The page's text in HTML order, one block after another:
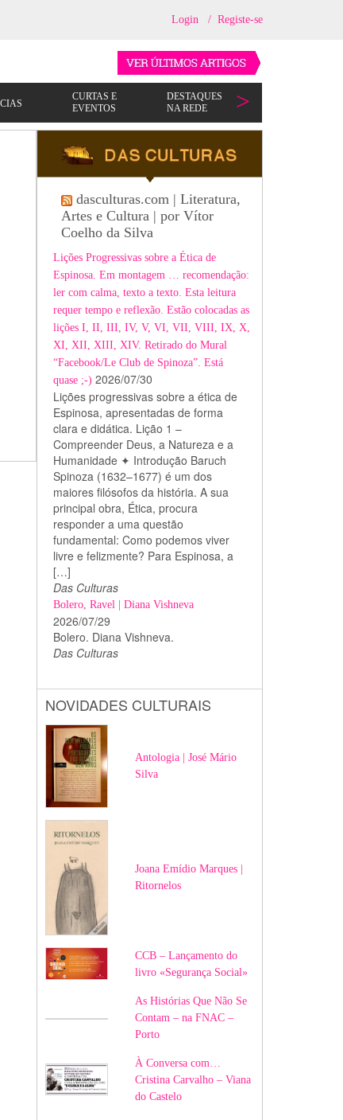
Login / Registe-se
dasculturas.com | Literatura,
Artes e Cultura | por Vítor
Coelho da Silva
Lições Progressivas sobre a Ética de
Espinosa. Em montagem … recomendação:
ler com calma, texto a texto. Esta leitura
requer tempo e reflexão. Estão colocadas as
lições I, II, III, IV, V, VI, VII, VIII, IX, X,
XI, XII, XIII, XIV. Retirado do Mural
“Facebook/Le Club de Spinoza”. Está
quase ;-) 2026/07/30
Lições progressivas sobre a ética de
Espinosa, apresentadas de forma
clara e didática. Lição 1 –
Compreender Deus, a Natureza e a
Humanidade ✦ Introdução Baruch
Spinoza (1632–1677) é um dos
maiores filósofos da história. A sua
principal obra, Ética, procura
responder a uma questão
fundamental: Como podemos viver
livre e felizmente? Para Espinosa, a
[…]
Das Culturas
Bolero, Ravel | Diana Vishneva
2026/07/29
Bolero. Diana Vishneva.
Das Culturas
NOVIDADES CULTURAIS
Antologia | José Mário
Silva
Joana Emídio Marques |
Ritornelos
CCB – Lançamento do
livro «Segurança Social»
As Histórias Que Não Se
Contam – na FNAC –
Porto
À Conversa com…
Cristina Carvalho – Viana
do Castelo